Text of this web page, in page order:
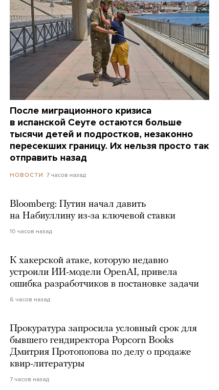
После миграционного кризиса
в испанской Сеуте остаются больше
тысячи детей и подростков, незаконно
пересекших границу. Их нельзя просто так
отправить назад
НОВОСТИ 7 часов назад
Bloomberg: Путин начал давить
на Набиуллину из-за ключевой ставки
10 часов назад
К хакерской атаке, которую недавно
устроили ИИ-модели OpenAI, привела
ошибка разработчиков в постановке задачи
6 часов назад
Прокуратура запросила условный срок для
бывшего гендиректора Popcorn Books
Дмитрия Протопопова по делу о продаже
квир-литературы
7 часов назад